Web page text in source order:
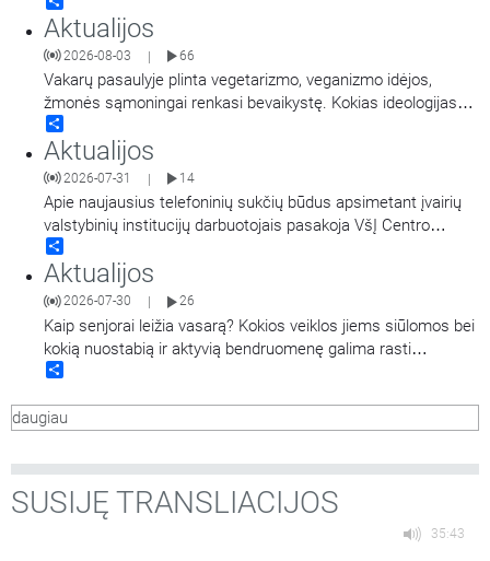
Laisvė Radzevičienė.
Aktualijos
2026-08-03 | 66
Vakarų pasaulyje plinta vegetarizmo, veganizmo idėjos,
žmonės sąmoningai renkasi bevaikystę. Kokias ideologijas
atspindi šie pasirinkimai ir ką apie jas turi žinoti krikščionys.
Kalba Vilniaus šv. Pranciškaus Asyžiečio parapijos vikaras,
psichologas Arūnas Peškaitis OFM.
Aktualijos
2026-07-31 | 14
Apie naujausius telefoninių sukčių būdus apsimetant įvairių
valstybinių institucijų darbuotojais pasakoja VšĮ Centro
poliklinikos komunikacijos ir viešųjų ryšių specialistė Giedrė
Raišienė, Nacionalinio kibernetinio saugumo centro
direktoriaus pavaduotojas Rokas Jonikas, Pinigų plovimo
kompetencijų centro Sukčiavimo prevencijos koordinatorė
Živilė Kielienė. Laidą veda Vilniaus
Aktualijos
2026-07-30 26
Kaip senjorai leižia vasarą? Kokios veiklos jiems siūlomos bei
kokią nuostabią ir aktyvią bendruomenę galima rasti
vyresniųjų tarpe? Apie tai dalinsis Medardo Čoboto Trečiojo
Jurgita Pocevičienė.
daugiau
SUSIJĘ TRANSLIACIJOS
35:43